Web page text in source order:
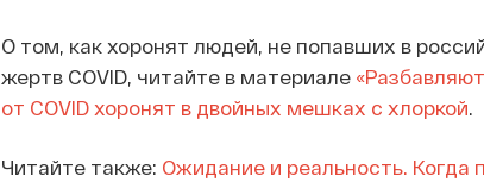
О том, как хоронят людей, не попавших в
жертв COVID, читайте в материале
от COVID хоронят в двойных мешках с хлоркой.
Читайте также: Ожидание и реальность. Когда